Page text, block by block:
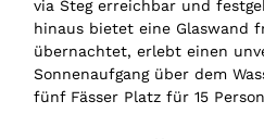
via Steg erreichbar und
hinaus bietet eine Glaswand
übernachtet, erlebt einen
Sonnenaufgang über dem
fünf Fässer Platz für 15